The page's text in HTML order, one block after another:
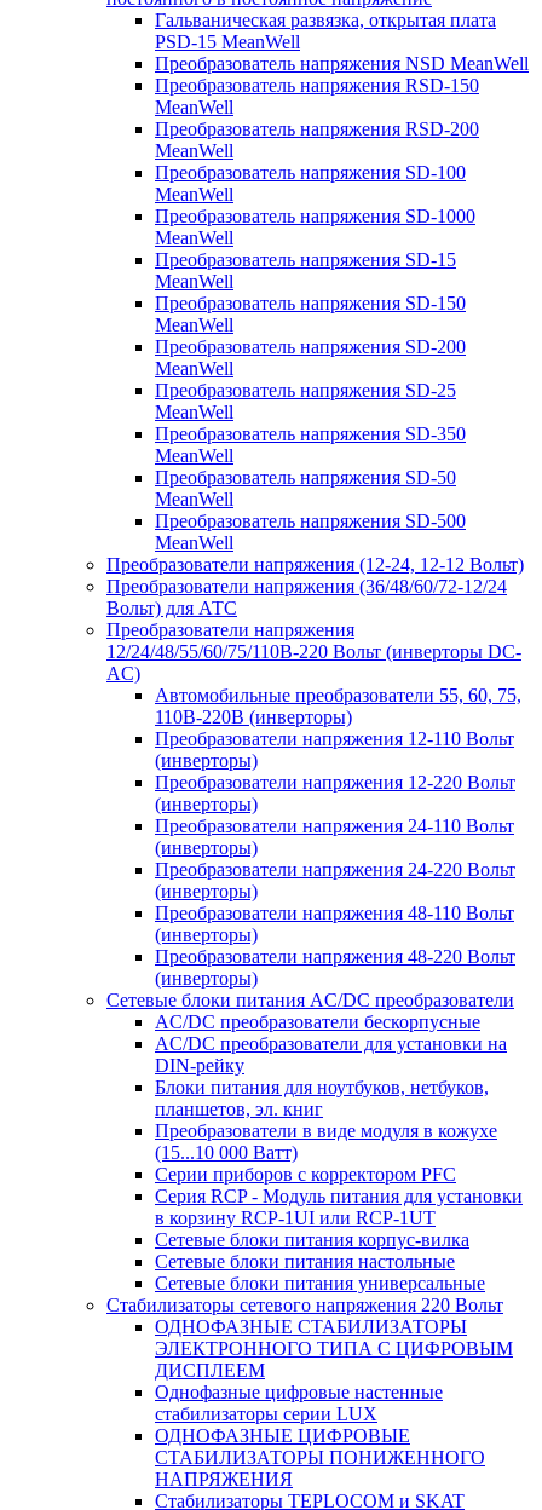
Гальваническая развязка, открытая плата
PSD-15 MeanWell
Преобразователь напряжения NSD MeanWell
Преобразователь напряжения RSD-150
MeanWell
Преобразователь напряжения RSD-200
MeanWell
Преобразователь напряжения SD-100
MeanWell
Преобразователь напряжения SD-1000
MeanWell
Преобразователь напряжения SD-15
MeanWell
Преобразователь напряжения SD-150
MeanWell
Преобразователь напряжения SD-200
MeanWell
Преобразователь напряжения SD-25
MeanWell
Преобразователь напряжения SD-350
MeanWell
Преобразователь напряжения SD-50
MeanWell
Преобразователь напряжения SD-500
MeanWell
Преобразователи напряжения (12-24, 12-12 Вольт)
Преобразователи напряжения (36/48/60/72-12/24
Вольт) для АТС
Преобразователи напряжения
12/24/48/55/60/75/110В-220 Вольт (инверторы DC-
AC)
Автомобильные преобразователи 55, 60, 75,
110В-220В (инверторы)
Преобразователи напряжения 12-110 Вольт
(инверторы)
Преобразователи напряжения 12-220 Вольт
(инверторы)
Преобразователи напряжения 24-110 Вольт
(инверторы)
Преобразователи напряжения 24-220 Вольт
(инверторы)
Преобразователи напряжения 48-110 Вольт
(инверторы)
Преобразователи напряжения 48-220 Вольт
(инверторы)
Сетевые блоки питания AC/DC преобразователи
AC/DC преобразователи бескорпусные
AC/DC преобразователи для установки на
DIN-рейку
Блоки питания для ноутбуков, нетбуков,
планшетов, эл. книг
Преобразователи в виде модуля в кожухе
(15...10 000 Ватт)
Серии приборов с корректором PFC
Серия RCP - Модуль питания для установки
в корзину RCP-1UI или RCP-1UT
Сетевые блоки питания корпус-вилка
Сетевые блоки питания настольные
Сетевые блоки питания универсальные
Стабилизаторы сетевого напряжения 220 Вольт
ОДНОФАЗНЫЕ СТАБИЛИЗАТОРЫ
ЭЛЕКТРОННОГО ТИПА С ЦИФРОВЫМ
ДИСПЛЕЕМ
Однофазные цифровые настенные
стабилизаторы серии LUX
ОДНОФАЗНЫЕ ЦИФРОВЫЕ
СТАБИЛИЗАТОРЫ ПОНИЖЕННОГО
НАПРЯЖЕНИЯ
Стабилизаторы TEPLOCOM и SKAT